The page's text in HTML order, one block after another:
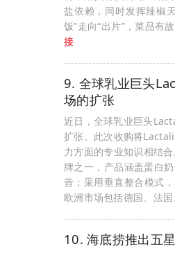
盐依赖，同时发挥辣椒
饭”走向“出片”，菜品有
接
9. 全球乳业巨头
场的扩张
近日，全球乳业巨头
扩张。此次收购将
力方面的专业知识相结
牌之一，产品涵盖蛋白
昔；采用垂直整合模式
欧洲市场包括德国、法
10. 海底捞推出五